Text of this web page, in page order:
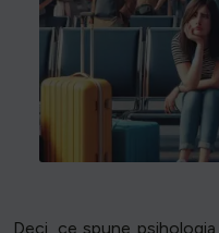
Deci, ce spune